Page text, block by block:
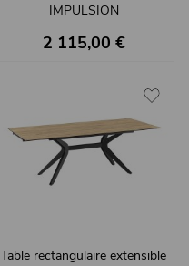
IMPULSION
2 115,00 €
Table rectangulaire extensible